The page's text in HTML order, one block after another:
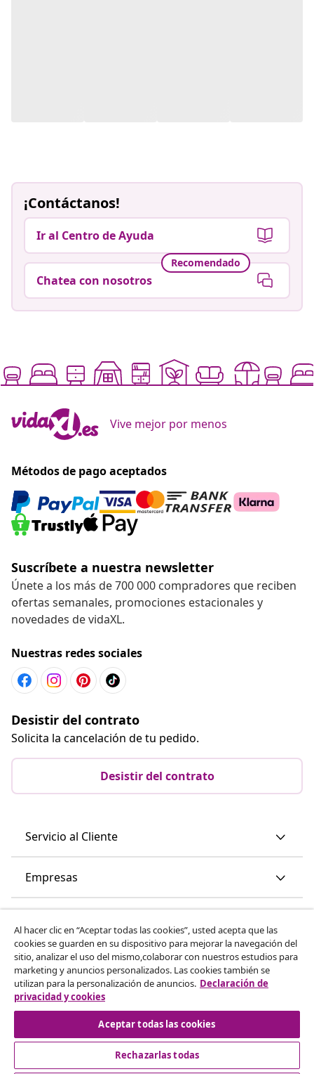
¡Contáctanos!
Ir al Centro de Ayuda
Recomendado
Chatea con nosotros
Vive mejor por menos
Métodos de pago aceptados
Suscríbete a nuestra newsletter
Únete a los más de 700 000 compradores que reciben
ofertas semanales, promociones estacionales y
novedades de vidaXL.
Nuestras redes sociales
Desistir del contrato
Solicita la cancelación de tu pedido.
Desistir del contrato
Servicio al Cliente
Empresas
Descubre mas
Al hacer clic en “Aceptar todas las cookies”, usted acepta que las
cookies se guarden en su dispositivo para mejorar la navegación del
sitio, analizar el uso del mismo,colaborar con nuestros estudios para
marketing y anuncios personalizados. Las cookies también se
utilizan para la personalización de anuncios. Declaración de
privacidad y cookies
Aceptar todas las cookies
Rechazarlas todas